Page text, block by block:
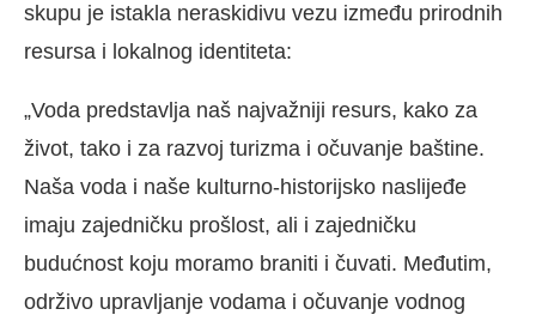
skupu je istakla neraskidivu vezu između prirodnih
resursa i lokalnog identiteta:
„Voda predstavlja naš najvažniji resurs, kako za
život, tako i za razvoj turizma i očuvanje baštine.
Naša voda i naše kulturno-historijsko naslijeđe
imaju zajedničku prošlost, ali i zajedničku
budućnost koju moramo braniti i čuvati. Međutim,
održivo upravljanje vodama i očuvanje vodnog